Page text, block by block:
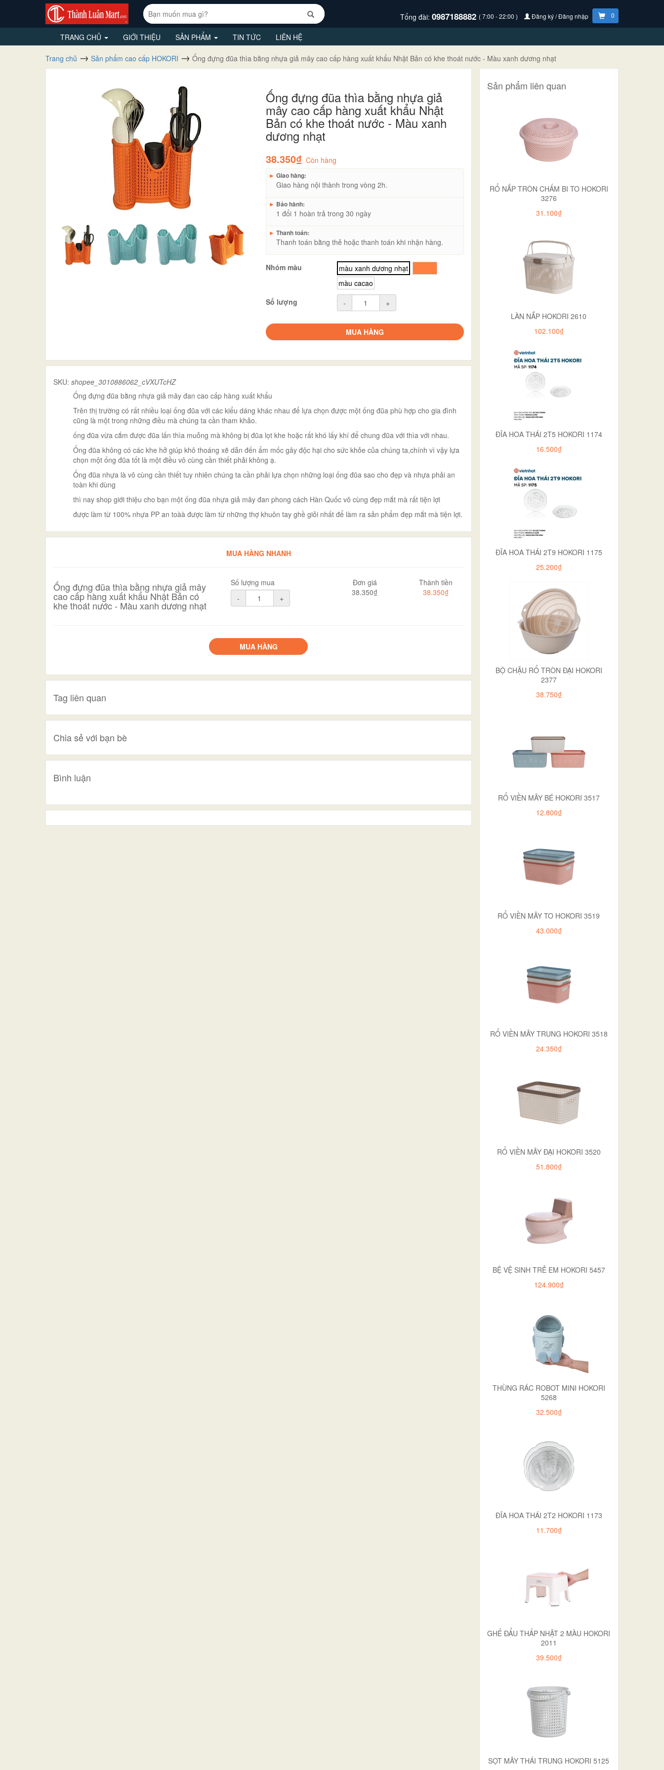
Tổng đài: 0987188882 ( 7:00 - 22:00 ) Đăng ký / Đăng nhập 0
TRANG CHỦ GIỚI THIỆU SẢN PHẨM TIN TỨC LIÊN HỆ
Trang chủ Sản phẩm cao cấp HOKORI Ống đựng đũa thìa bằng nhựa giả mây cao cấp hàng xuất khẩu Nhật Bản có khe thoát nước - Màu xanh dương nhạt
Ống đựng đũa thìa bằng nhựa giả
mây cao cấp hàng xuất khẩu Nhật
Bản có khe thoát nước - Màu xanh
dương nhạt
38.350₫ Còn hàng
► Giao hàng:
Giao hàng nội thành trong vòng 2h.
► Bảo hành:
1 đổi 1 hoàn trả trong 30 ngày
► Thanh toán:
Thanh toán bằng thẻ hoặc thanh toán khi nhận hàng.
Nhóm màu màu xanh dương nhạt
màu cacao
Số lượng
- +
MUA HÀNG
SKU: shopee_3010886062_cVXUTcHZ
Ống đựng đũa bằng nhựa giả mây đan cao cấp hàng xuất khẩu
Trên thị trường có rất nhiều loại ống đũa với các kiểu dáng khác nhau để lựa chọn được một ống đũa phù hợp cho gia đình
cũng là một trong những điều mà chúng ta cần tham khảo.
ống đũa vừa cắm được đũa lấn thìa muỗng mà không bị đũa lọt khe hoặc rất khó lấy khí để chung đũa với thìa với nhau.
Ống đũa không có các khe hở giúp khô thoáng xẽ dẫn đến ẩm mốc gây độc hại cho sức khỏe của chúng ta,chính vì vậy lựa
chọn một ống đũa tốt là một điều vô cùng cần thiết phải không ạ.
Ống đũa nhựa là vô cùng cần thiết tuy nhiên chúng ta cần phải lựa chọn những loại ống đũa sao cho đẹp và nhựa phải an
toàn khi dùng
thì nay shop giới thiệu cho bạn một ống đũa nhựa giả mây đan phong cách Hàn Quốc vô cùng đẹp mắt mà rất tiện lợi
được làm từ 100% nhựa PP an toàà được làm từ những thợ khuôn tay ghề giỏi nhất để làm ra sản phẩm đẹp mắt mà tiện lợi.
MUA HÀNG NHANH
Ống đựng đũa thìa bằng nhựa giả mây
cao cấp hàng xuất khẩu Nhật Bản có
khe thoát nước - Màu xanh dương nhạt
Số lượng mua
-
+
Đơn giá
38.350₫
Thành tiền
38.350₫
MUA HÀNG
Tag liên quan
Chia sẻ với bạn bè
Bình luận
Sản phẩm liên quan
RỔ NẮP TRÒN CHẤM BI TO HOKORI
3276
31.100₫
LÀN NẮP HOKORI 2610
102.100₫
ĐĨA HOA THÁI 2T5 HOKORI 1174
16.500₫
ĐĨA HOA THÁI 2T9 HOKORI 1175
25.200₫
BỘ CHẬU RỔ TRÒN ĐẠI HOKORI
2377
38.750₫
RỔ VIỀN MÂY BÉ HOKORI 3517
12.800₫
RỔ VIỀN MÂY TO HOKORI 3519
43.000₫
RỔ VIỀN MÂY TRUNG HOKORI 3518
24.350₫
RỔ VIỀN MÂY ĐẠI HOKORI 3520
51.800₫
BỆ VỆ SINH TRẺ EM HOKORI 5457
124.900₫
THÙNG RÁC ROBOT MINI HOKORI
5268
32.500₫
ĐĨA HOA THÁI 2T2 HOKORI 1173
11.700₫
GHẾ ĐẨU THẤP NHẬT 2 MÀU HOKORI
2011
39.500₫
SỌT MÂY THÁI TRUNG HOKORI 5125